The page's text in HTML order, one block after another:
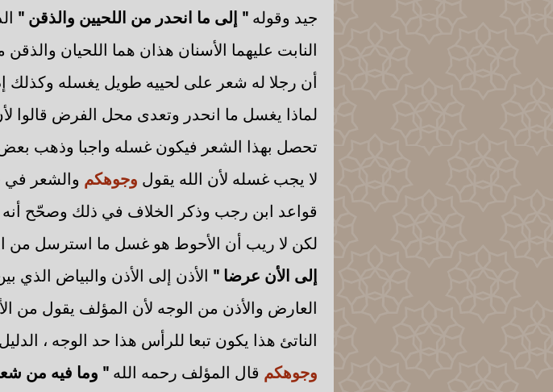
جيد وقوله " إلى ما انحدر من اللحيين والذقن "
النابت عليهما الأسنان هذان هما اللحيان
أن رجلا له شعر على لحييه طويل يغسله وكذلك
لماذا يغسل ما انحدر وتعدى محل الفرض قالوا
تحصل بهذا الشعر فيكون غسله واجبا وذهب
لا يجب غسله لأن الله يقول وجوهكم والشعر في
قواعد ابن رجب وذكر الخلاف في ذلك وصحّح
لكن لا ريب أن الأحوط هو غسل ما استرسل من
إلى الأن عرضا " الأذن إلى الأذن والبياض الذي
العارض والأذن من الوجه لأن المؤلف يقول من
الناتئ هذا يكون تبعا للرأس هذا حد الوجه ،
وجوهكم قال المؤلف رحمه الله " وما فيه من